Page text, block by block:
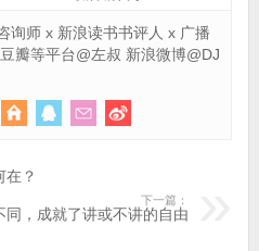
询师 x 新浪读书书评人 x 广播
瓣等平台@左叔 新浪微博@DJ
在？​
下一篇：
同，成就了讲或不讲的自由